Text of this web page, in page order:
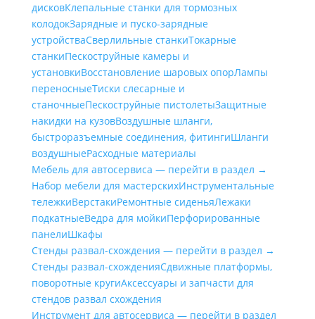
дисковКлепальные станки для тормозных
колодокЗарядные и пуско-зарядные
устройстваСверлильные станкиТокарные
станкиПескоструйные камеры и
установкиВосстановление шаровых опорЛампы
переносныеТиски слесарные и
станочныеПескоструйные пистолетыЗащитные
накидки на кузовВоздушные шланги,
быстроразъемные соединения, фитингиШланги
воздушныеРасходные материалы
Мебель для автосервиса — перейти в раздел →
Набор мебели для мастерскихИнструментальные
тележкиВерстакиРемонтные сиденьяЛежаки
подкатныеВедра для мойкиПерфорированные
панелиШкафы
Стенды развал-схождения — перейти в раздел →
Стенды развал-схожденияСдвижные платформы,
поворотные кругиАксессуары и запчасти для
стендов развал схождения
Инструмент для автосервиса — перейти в раздел